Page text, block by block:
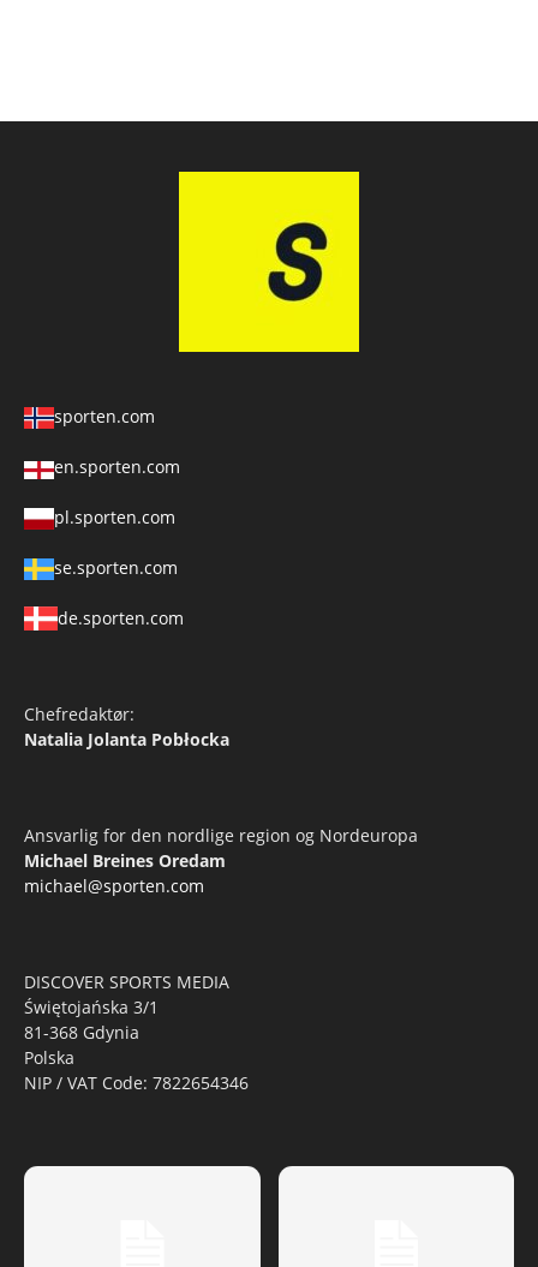
sporten.com
en.sporten.com
pl.sporten.com
se.sporten.com
de.sporten.com
Chefredaktør:
Natalia Jolanta Pobłocka
Ansvarlig for den nordlige region og Nordeuropa
Michael Breines Oredam
michael@sporten.com
DISCOVER SPORTS MEDIA
Świętojańska 3/1
81-368 Gdynia
Polska
NIP / VAT Code: 7822654346